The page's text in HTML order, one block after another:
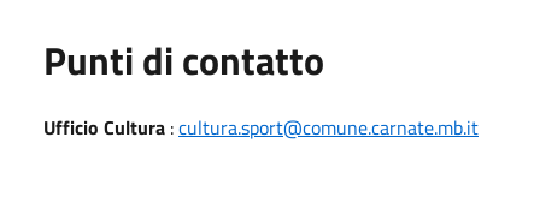
Punti di contatto
Ufficio Cultura :cultura.sport@comune.carnate.mb.it